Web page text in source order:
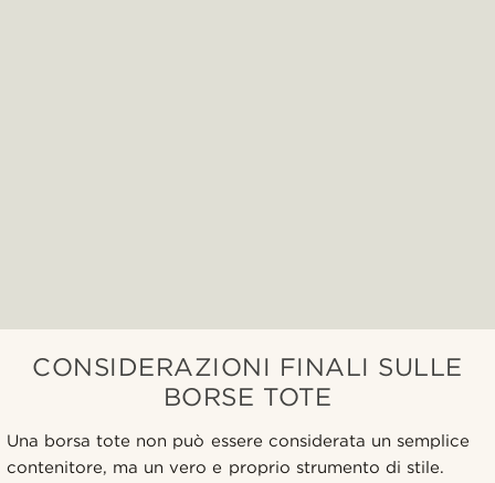
CONSIDERAZIONI FINALI SULLE
BORSE TOTE
Una borsa tote non può essere considerata un semplice
contenitore, ma un vero e proprio strumento di stile.